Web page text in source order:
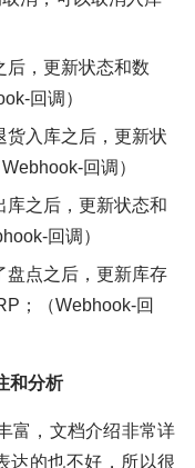
后，更新状态和数
回调）
货入库之后，更新状
回调）
库之后，更新状态和
回调）
盘点之后，更新库存
；（Webhook-回
和分析
富，文档介绍非常详
达的也不好，所以很